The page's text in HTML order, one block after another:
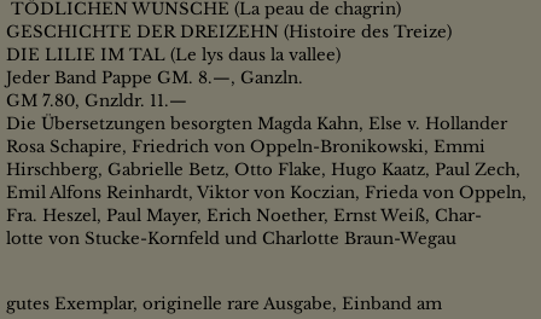
TÖDLICHEN WUNSCHE (La peau de chagrin)
GESCHICHTE DER DREIZEHN (Histoire des Treize)
DIE LILIE IM TAL (Le lys daus la vallee)
Jeder Band Pappe GM. 8.—, Ganzln.
GM 7.80, Gnzldr. 11.—
Die Übersetzungen besorgten Magda Kahn, Else v. Hollander
Rosa Schapire, Friedrich von Oppeln-Bronikowski, Emmi
Hirschberg, Gabrielle Betz, Otto Flake, Hugo Kaatz, Paul Zech,
Emil Alfons Reinhardt, Viktor von Koczian, Frieda von Oppeln,
Fra. Heszel, Paul Mayer, Erich Noether, Ernst Weiß, Char-
lotte von Stucke-Kornfeld und Charlotte Braun-Wegau
gutes Exemplar, originelle rare Ausgabe, Einband am